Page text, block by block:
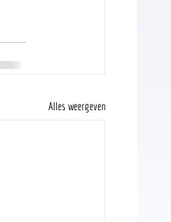
Alles weergeven